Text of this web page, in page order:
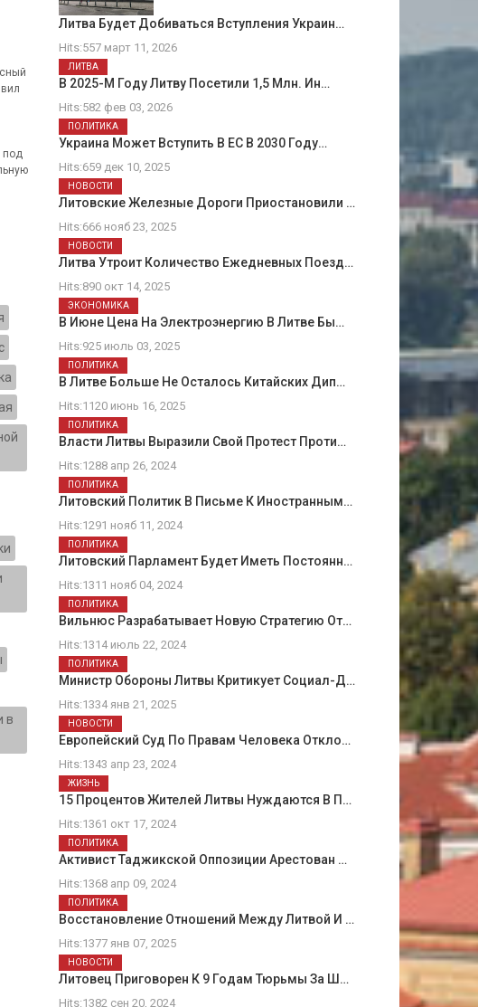
под
в
Литва Будет Добиваться Вступления Украин…
Hits:557 март 11, 2026
В 2025-М Году Литву Посетили 1,5 Млн. Ин…
Hits:582 фев 03, 2026
ЛИТВА
Украина Может Вступить В ЕС В 2030 Году…
Hits:659 дек 10, 2025
ПОЛИТИКА
Литовские Железные Дороги Приостановили …
Hits:666 нояб 23, 2025
НОВОСТИ
Литва Утроит Количество Ежедневных Поезд…
Hits:890 окт 14, 2025
НОВОСТИ
В Июне Цена На Электроэнергию В Литве Бы…
Hits:925 июль 03, 2025
ЭКОНОМИКА
В Литве Больше Не Осталось Китайских Дип…
Hits:1120 июнь 16, 2025
ПОЛИТИКА
Власти Литвы Выразили Свой Протест Проти…
Hits:1288 апр 26, 2024
ПОЛИТИКА
Литовский Политик В Письме К Иностранным…
Hits:1291 нояб 11, 2024
ПОЛИТИКА
Литовский Парламент Будет Иметь Постоянн…
Hits:1311 нояб 04, 2024
ПОЛИТИКА
Вильнюс Разрабатывает Новую Стратегию От…
Hits:1314 июль 22, 2024
ПОЛИТИКА
Министр Обороны Литвы Критикует Социал-Д…
Hits:1334 янв 21, 2025
ПОЛИТИКА
Европейский Суд По Правам Человека Откло…
Hits:1343 апр 23, 2024
НОВОСТИ
15 Процентов Жителей Литвы Нуждаются В П…
Hits:1361 окт 17, 2024
ЖИЗНЬ
Активист Таджикской Оппозиции Арестован …
Hits:1368 апр 09, 2024
ПОЛИТИКА
Восстановление Отношений Между Литвой И …
Hits:1377 янв 07, 2025
ПОЛИТИКА
Литовец Приговорен К 9 Годам Тюрьмы За Ш…
Hits:1382 сен 20, 2024
НОВОСТИ